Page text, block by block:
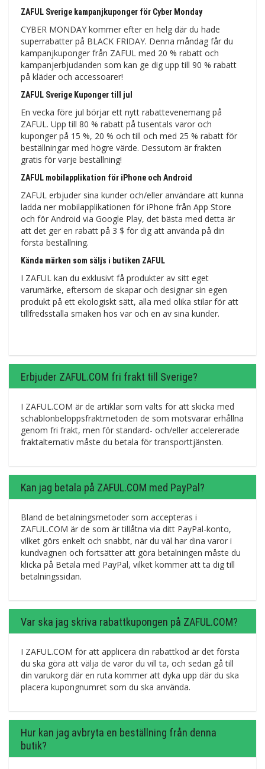
ZAFUL Sverige kampanjkuponger för Cyber ​​​​Monday
CYBER MONDAY kommer efter en helg där du hade
superrabatter på BLACK FRIDAY. Denna måndag får du
kampanjkuponger från ZAFUL med 20 % rabatt och
kampanjerbjudanden som kan ge dig upp till 90 % rabatt
på kläder och accessoarer!
ZAFUL Sverige Kuponger till jul
En vecka före jul börjar ett nytt rabattevenemang på
ZAFUL. Upp till 80 % rabatt på tusentals varor och
kuponger på 15 %, 20 % och till och med 25 % rabatt för
beställningar med högre värde. Dessutom är frakten
gratis för varje beställning!
ZAFUL mobilapplikation för iPhone och Android
ZAFUL erbjuder sina kunder och/eller användare att kunna
ladda ner mobilapplikationen för iPhone från App Store
och för Android via Google Play, det bästa med detta är
att det ger en rabatt på 3 $ för dig att använda på din
första beställning.
Kända märken som säljs i butiken ZAFUL
I ZAFUL kan du exklusivt få produkter av sitt eget
varumärke, eftersom de skapar och designar sin egen
produkt på ett ekologiskt sätt, alla med olika stilar för att
tillfredsställa smaken hos var och en av sina kunder.
Erbjuder ZAFUL.COM fri frakt till Sverige?
I ZAFUL.COM är de artiklar som valts för att skicka med
schablonbeloppsfraktmetoden de som motsvarar erhållna
genom fri frakt, men för standard- och/eller accelererade
fraktalternativ måste du betala för transporttjänsten.
Kan jag betala på ZAFUL.COM med PayPal?
Bland de betalningsmetoder som accepteras i
ZAFUL.COM är de som är tillåtna via ditt PayPal-konto,
vilket görs enkelt och snabbt, när du väl har dina varor i
kundvagnen och fortsätter att göra betalningen måste du
klicka på Betala med PayPal, vilket kommer att ta dig till
betalningssidan.
Var ska jag skriva rabattkupongen på ZAFUL.COM?
I ZAFUL.COM för att applicera din rabattkod är det första
du ska göra att välja de varor du vill ta, och sedan gå till
din varukorg där en ruta kommer att dyka upp där du ska
placera kupongnumret som du ska använda.
Hur kan jag avbryta en beställning från denna
butik?